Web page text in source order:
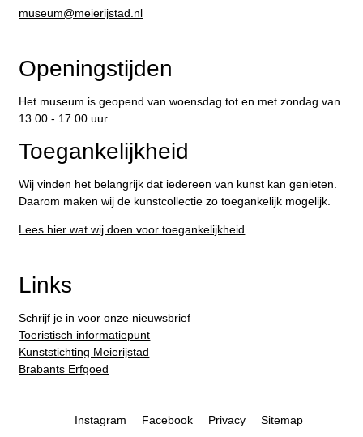
​museum@meierijstad.nl
Openingstijden
Het museum is geopend van woensdag tot en met zondag van
13.00 - 17.00 uur.
Toegankelijkheid
Wij vinden het belangrijk dat iedereen van kunst kan genieten.
Daarom maken wij de kunstcollectie zo toegankelijk mogelijk.
Lees hier wat wij doen voor toegankelijkheid
Links
Schrijf je in voor onze nieuwsbrief
Toeristisch informatiepunt
Kunststichting Meierijstad
Brabants Erfgoed
Instagram Facebook Privacy Sitemap